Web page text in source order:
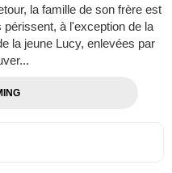
la famille de son frère est
à l'exception de la
la jeune Lucy, enlevées par